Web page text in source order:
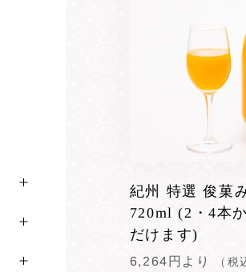
紀州 特選 俊菓
720ml (2・4本
だけます)
6,264円より （税